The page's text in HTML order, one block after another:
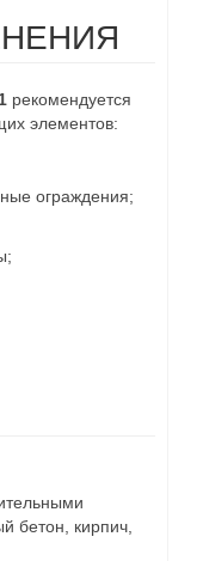
рекомендуется
элементов:
ограждения;
бетон, кирпич,